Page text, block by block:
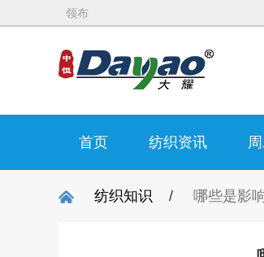
领布
首页 纺织资讯
纺织知识 / 哪些是影